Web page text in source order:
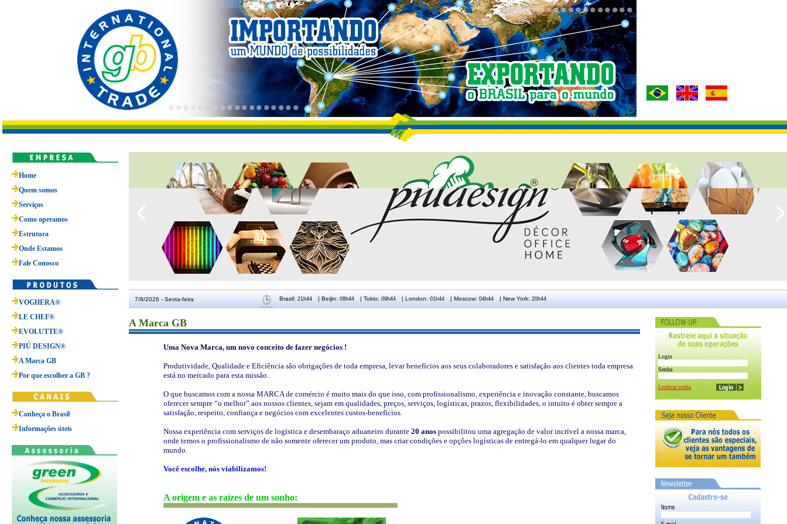
7/8/2026 - Sexta-feira Brasil: | Beijin: | Tokio: | London: | Moscow: | New York:
A Marca GB
Uma Nova Marca, um novo conceito de fazer negócios !
Produtividade, Qualidade e Eficiência são obrigações de toda empresa, levar benefícios aos seus colaboradores e satisfação aos clientes toda empresa
está no mercado para esta missão.
O que buscamos com a nossa MARCA de comércio é muito mais do que isso, com profissionalismo, experiência e inovação constante, buscamos
oferecer sempre “o melhor” aos nossos clientes, sejam em qualidades, preços, serviços, logísticas, prazos, flexibilidades, o intuito é obter sempre a
satisfação, respeito, confiança e negócios com excelentes custos-benefícios.
Nossa experiência com serviços de logística e desembaraço aduaneiro durante 20 anos possibilitou uma agregação de valor incrível a nossa marca,
onde temos o profissionalismo de não somente oferecer um produto, mas criar condições e opções logísticas de entregá-lo em qualquer lugar do
mundo.
Você escolhe, nós viabilizamos!
A origem e as raízes de um sonho:
Login
Senha
Lembrar senha
Home
Quem somos
Serviços
Como operamos
Estrutura
Onde Estamos
Fale Conosco
VOGHERA®
LE CHEF®
EVOLUTTE®
PIÚ DESIGN®
A Marca GB
Por que escolher a GB ?
Conheça o Brasil
Informações úteis